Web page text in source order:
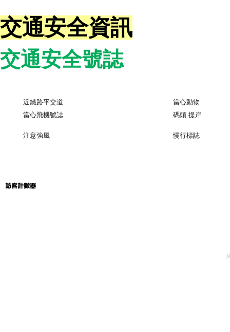
交通安全資訊
交通安全號誌
近鐵路平交道
當心動物
當心飛機號誌
碼頭.提岸
注意強風 慢行標誌